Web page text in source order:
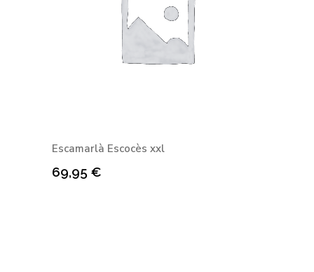
Escamarlà Escocès xxl
69,95 €